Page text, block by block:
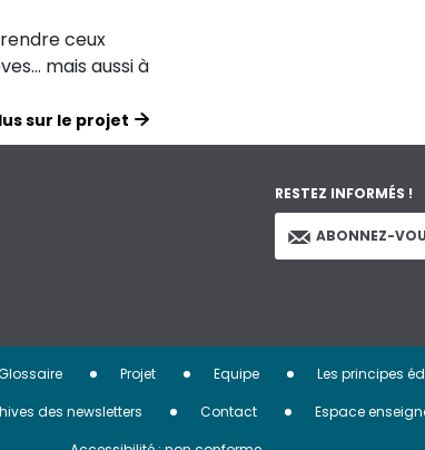
ceux
mais aussi à
sur le projet
RESTEZ INFORMÉS !
ABONNEZ-
Projet Equipe Les principes
des newsletters Contact Espace